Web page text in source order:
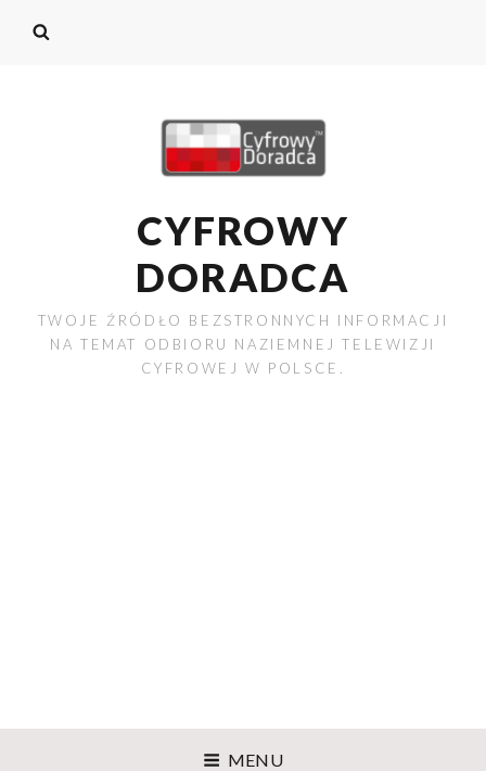
CYFROWY
DORADCA
TWOJE ŹRÓDŁO BEZSTRONNYCH INFORMACJI
NA TEMAT ODBIORU NAZIEMNEJ TELEWIZJI
CYFROWEJ W POLSCE.
MENU